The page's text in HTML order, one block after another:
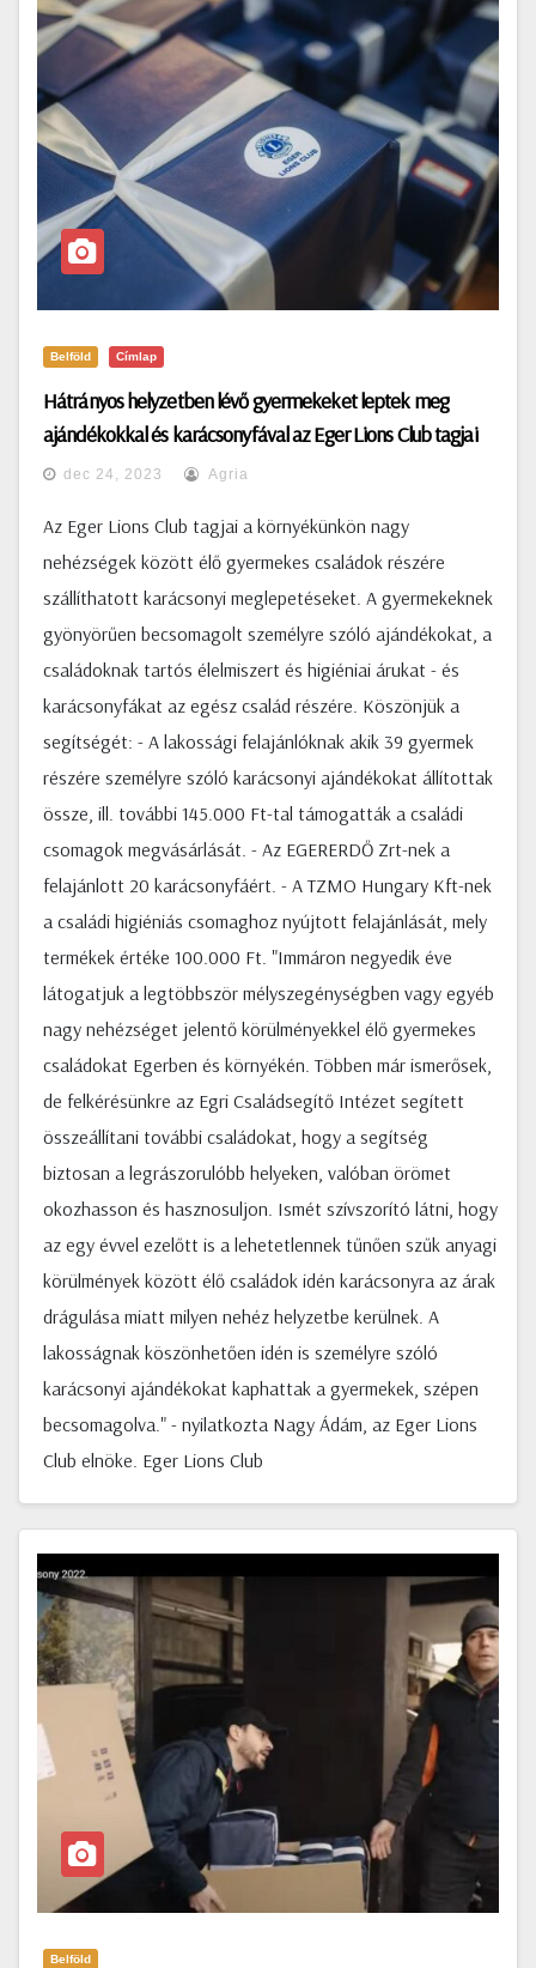
Belföld Címlap
Hátrányos helyzetben lévő gyermekeket leptek meg
ajándékokkal és karácsonyfával az Eger Lions Club tagjai
dec 24, 2023 Agria
Az Eger Lions Club tagjai a környékünkön nagy
nehézségek között élő gyermekes családok részére
szállíthatott karácsonyi meglepetéseket. A gyermekeknek
gyönyörűen becsomagolt személyre szóló ajándékokat, a
családoknak tartós élelmiszert és higiéniai árukat - és
karácsonyfákat az egész család részére. Köszönjük a
segítségét: - A lakossági felajánlóknak akik 39 gyermek
részére személyre szóló karácsonyi ajándékokat állítottak
össze, ill. további 145.000 Ft-tal támogatták a családi
csomagok megvásárlását. - Az EGERERDŐ Zrt-nek a
felajánlott 20 karácsonyfáért. - A TZMO Hungary Kft-nek
a családi higiéniás csomaghoz nyújtott felajánlását, mely
termékek értéke 100.000 Ft. "Immáron negyedik éve
látogatjuk a legtöbbször mélyszegénységben vagy egyéb
nagy nehézséget jelentő körülményekkel élő gyermekes
családokat Egerben és környékén. Többen már ismerősek,
de felkérésünkre az Egri Családsegítő Intézet segített
összeállítani további családokat, hogy a segítség
biztosan a legrászorulóbb helyeken, valóban örömet
okozhasson és hasznosuljon. Ismét szívszorító látni, hogy
az egy évvel ezelőtt is a lehetetlennek tűnően szűk anyagi
körülmények között élő családok idén karácsonyra az árak
drágulása miatt milyen nehéz helyzetbe kerülnek. A
lakosságnak köszönhetően idén is személyre szóló
karácsonyi ajándékokat kaphattak a gyermekek, szépen
becsomagolva." - nyilatkozta Nagy Ádám, az Eger Lions
Club elnöke. Eger Lions Club
Belföld